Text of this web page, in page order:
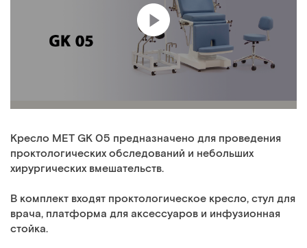
Кресло МЕТ GK 05 предназначено для проведения
проктологических обследований и небольших
хирургических вмешательств.
В комплект входят проктологическое кресло, стул для
врача, платформа для аксессуаров и инфузионная
стойка.